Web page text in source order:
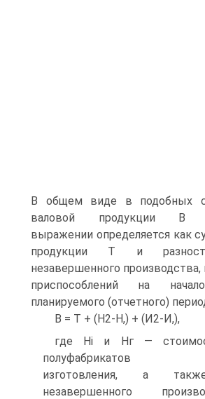
В общем виде в подобных
валовой продукции В
выражении определяется как
продукции Т и
незавершенного производства,
приспособлений на
планируемого (отчетного)
В = Т + (Н2-Н,) + (И2-И,),
где Hi и Нг —
полуфабрикатов
изготовления, а
незавершенного